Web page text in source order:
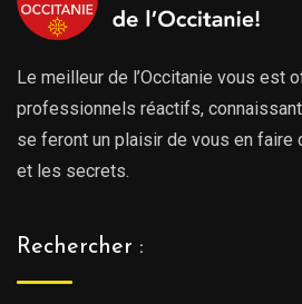
Le meilleur de l’Occitanie vous est
professionnels réactifs,
se feront un plaisir de vous en faire
et les secrets.
Rechercher :